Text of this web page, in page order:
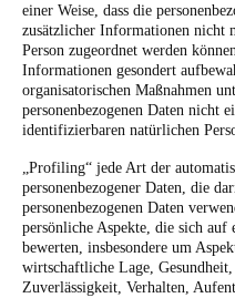
einer Weise, dass die
zusätzlicher Informationen nicht
Person zugeordnet werden
Informationen gesondert
organisatorischen Maßnahmen
personenbezogenen Daten nicht
identifizierbaren natürlichen
„Profiling“ jede Art der
personenbezogener Daten, die
personenbezogenen Daten
persönliche Aspekte, die sich auf
bewerten, insbesondere um
wirtschaftliche Lage,
Zuverlässigkeit, Verhalten,